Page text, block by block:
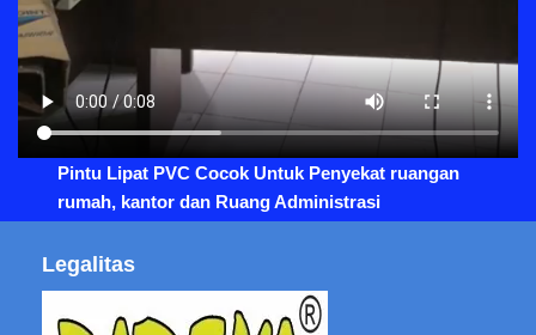
Pintu Lipat PVC Cocok Untuk Penyekat ruangan
rumah, kantor dan Ruang Administrasi
Legalitas